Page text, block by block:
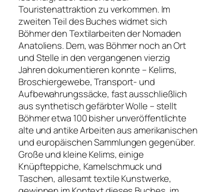
Touristenattraktion zu verkommen. Im
zweiten Teil des Buches widmet sich
Böhmer den Textilarbeiten der Nomaden
Anatoliens. Dem, was Böhmer noch an Ort
und Stelle in den vergangenen vierzig
Jahren dokumentieren konnte – Kelims,
Broschiergewebe, Transport- und
Aufbewahrungssäcke, fast ausschließlich
aus synthetisch gefärbter Wolle – stellt
Böhmer etwa 100 bisher unveröffentlichte
alte und antike Arbeiten aus amerikanischen
und europäischen Sammlungen gegenüber.
Große und kleine Kelims, einige
Knüpfteppiche, Kamelschmuck und
Taschen, allesamt textile Kunstwerke,